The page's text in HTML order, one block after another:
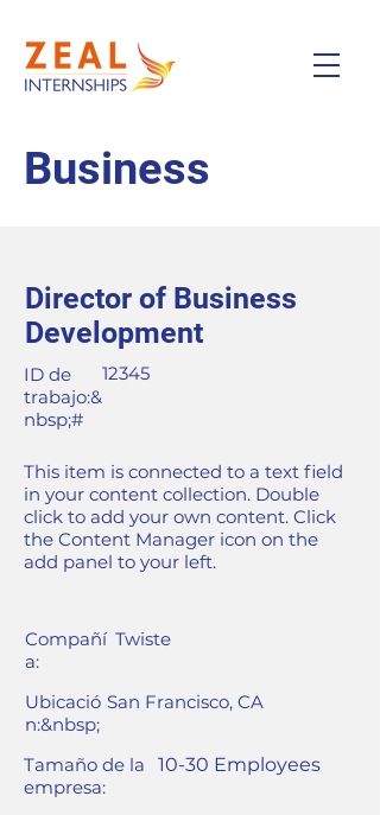
Business
Director of Business
Development
ID de
trabajo:&
nbsp;#
12345
This item is connected to a text field
in your content collection. Double
click to add your own content. Click
the Content Manager icon on the
add panel to your left.
Compañí
a:
Twiste
Ubicació
n:&nbsp;
San Francisco, CA
Tamaño de la
empresa:
10-30 Employees